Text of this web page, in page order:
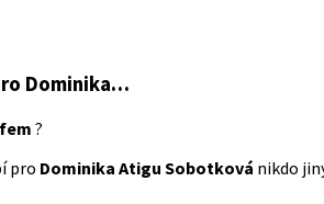
Dominika…
?
pro Dominika Atigu Sobotková nikdo